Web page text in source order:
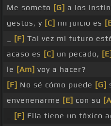
Me someto [G] a los
gestos, y [C] mi juicio es
[F] Tal vez mi futuro
acaso es [C] un pecado, [E]
le [Am] voy a hacer?
[F] No sé cómo puede [G]
envenenarme [E] con su
[F] Ella tiene un tóxico